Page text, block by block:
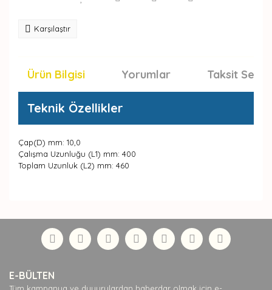
Karşılaştır
Ürün Bilgisi Yorumlar Taksit
Teknik Özellikler
Çap(D) mm: 10,0
Çalışma Uzunluğu (L1) mm: 400
Toplam Uzunluk (L2) mm: 460
Yorum Yaz
formunu kullanarak tarafımıza iletebilirsiniz.
Görüş ve önerileriniz için teşekkür ederiz.
Ürün açıklamasında eksik bilgiler bulunuyor.
E-BÜLTEN